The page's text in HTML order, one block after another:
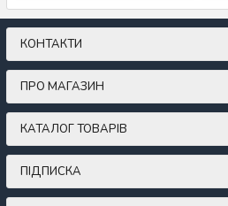
КОНТАКТИ
ПРО МАГАЗИН
КАТАЛОГ ТОВАРІВ
ПІДПИСКА